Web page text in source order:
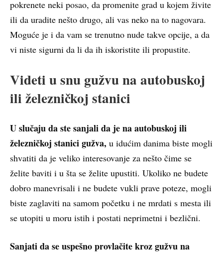
pokrenete neki posao, da promenite grad u kojem živite
ili da uradite nešto drugo, ali vas neko na to nagovara.
Moguće je i da vam se trenutno nude takve opcije, a da
vi niste sigurni da li da ih iskoristite ili propustite.
Videti u snu gužvu na autobuskoj
ili železničkoj stanici
U slučaju da ste sanjali da je na autobuskoj ili
železničkoj stanici gužva, u idućim danima biste mogli
shvatiti da je veliko interesovanje za nešto čime se
želite baviti i u šta se želite upustiti. Ukoliko ne budete
dobro manevrisali i ne budete vukli prave poteze, mogli
biste zaglaviti na samom početku i ne mrdati s mesta ili
se utopiti u moru istih i postati neprimetni i bezlični.
Sanjati da se uspešno provlačite kroz gužvu na